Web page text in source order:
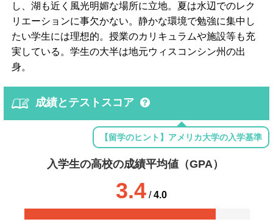
し、湖も近く風光明媚な場所に立地。夏は水辺でのレク
リエーションに事欠かない。静かな環境で勉強に集中し
たい学生には理想的。授業のカリキュラムや施設等も充
実している。学生の大半は地元ウィスコンシン州の出
身。
成績とテストスコア
【留学のヒント】アメリカ大学の入学基準
入学生の高校の成績平均値（GPA）
3.4/4.0